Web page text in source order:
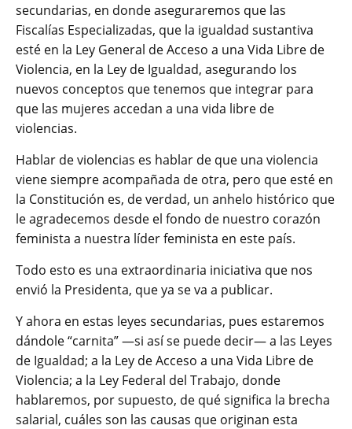
secundarias, en donde aseguraremos que las
Fiscalías Especializadas, que la igualdad sustantiva
esté en la Ley General de Acceso a una Vida Libre de
Violencia, en la Ley de Igualdad, asegurando los
nuevos conceptos que tenemos que integrar para
que las mujeres accedan a una vida libre de
violencias.
Hablar de violencias es hablar de que una violencia
viene siempre acompañada de otra, pero que esté en
la Constitución es, de verdad, un anhelo histórico que
le agradecemos desde el fondo de nuestro corazón
feminista a nuestra líder feminista en este país.
Todo esto es una extraordinaria iniciativa que nos
envió la Presidenta, que ya se va a publicar.
Y ahora en estas leyes secundarias, pues estaremos
dándole “carnita” —si así se puede decir— a las Leyes
de Igualdad; a la Ley de Acceso a una Vida Libre de
Violencia; a la Ley Federal del Trabajo, donde
hablaremos, por supuesto, de qué significa la brecha
salarial, cuáles son las causas que originan esta